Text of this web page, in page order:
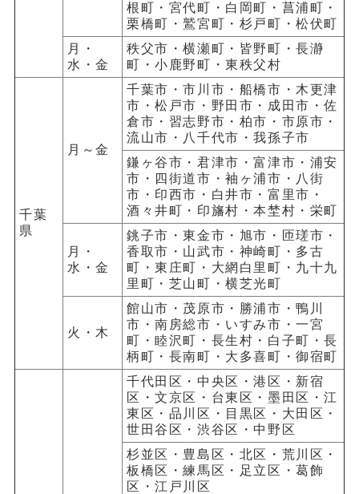
根町・宮代町・白岡町・菖浦町・
栗橋町・鷲宮町・杉戸町・松伏町
月・
水・金
秩父市・横瀬町・皆野町・長瀞
町・小鹿野町・東秩父村
千葉
県
月～金
千葉市・市川市・船橋市・木更津
市・松戸市・野田市・成田市・佐
倉市・習志野市・柏市・市原市・
流山市・八千代市・我孫子市
鎌ヶ谷市・君津市・富津市・浦安
市・四街道市・袖ヶ浦市・八街
市・印西市・白井市・富里市・
酒々井町・印旛村・本埜村・栄町
月・
水・金
銚子市・東金市・旭市・匝瑳市・
香取市・山武市・神崎町・多古
町・東庄町・大網白里町・九十九
里町・芝山町・横芝光町
火・木
館山市・茂原市・勝浦市・鴨川
市・南房総市・いすみ市・一宮
町・睦沢町・長生村・白子町・長
柄町・長南町・大多喜町・御宿町
千代田区・中央区・港区・新宿
区・文京区・台東区・墨田区・江
東区・品川区・目黒区・大田区・
世田谷区・渋谷区・中野区
杉並区・豊島区・北区・荒川区・
板橋区・練馬区・足立区・葛飾
区・江戸川区